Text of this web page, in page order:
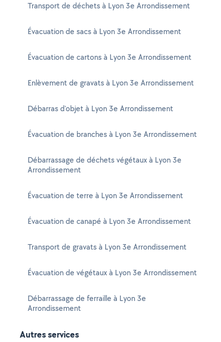
Transport de déchets à Lyon 3e Arrondissement
Évacuation de sacs à Lyon 3e Arrondissement
Évacuation de cartons à Lyon 3e Arrondissement
Enlèvement de gravats à Lyon 3e Arrondissement
Débarras d'objet à Lyon 3e Arrondissement
Évacuation de branches à Lyon 3e Arrondissement
Débarrassage de déchets végétaux à Lyon 3e
Arrondissement
Évacuation de terre à Lyon 3e Arrondissement
Évacuation de canapé à Lyon 3e Arrondissement
Transport de gravats à Lyon 3e Arrondissement
Évacuation de végétaux à Lyon 3e Arrondissement
Débarrassage de ferraille à Lyon 3e
Arrondissement
Autres services